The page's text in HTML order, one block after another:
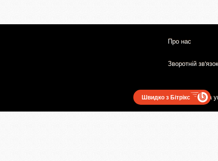
Про нас
Зворотній зв'язок
Користувацька
Швидко з Бітрікс